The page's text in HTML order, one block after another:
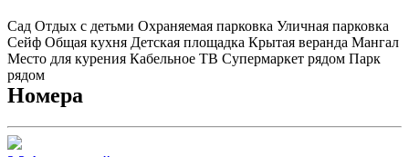
Сад Отдых с детьми Охраняемая парковка Уличная парковка
Сейф Общая кухня Детская площадка Крытая веранда Мангал
Место для курения Кабельное ТВ Супермаркет рядом Парк
рядом
Номера